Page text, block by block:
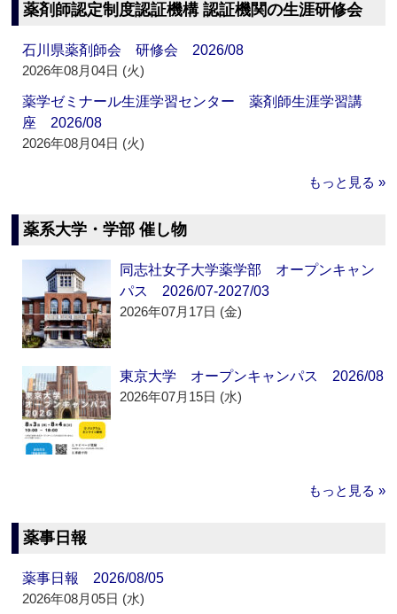
薬剤師認定制度認証機構 認証機関の生涯研修会
石川県薬剤師会 研修会 2026/08
2026年08月04日 (火)
薬学ゼミナール生涯学習センター 薬剤師生涯学習講
座 2026/08
2026年08月04日 (火)
もっと見る »
薬系大学・学部 催し物
同志社女子大学薬学部 オープンキャン
パス 2026/07-2027/03
2026年07月17日 (金)
東京大学 オープンキャンパス 2026/08
2026年07月15日 (水)
もっと見る »
薬事日報
薬事日報 2026/08/05
2026年08月05日 (水)